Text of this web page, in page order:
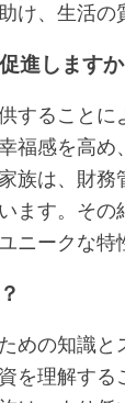
け、生活の
進しますか
すること
感を高め
族は、財
ます。そ
ークな特
めの知識
を理解す